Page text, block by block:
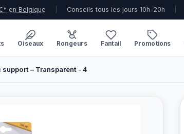
en Belgique Conseils tous les jours 10h-20h
Oiseaux Rongeurs Fantail Promotions
– Transparent - 4